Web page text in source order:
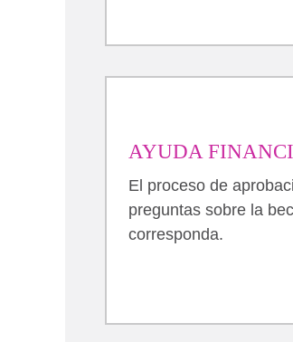
AYUDA
El proceso de
preguntas sobre la
corresponda.